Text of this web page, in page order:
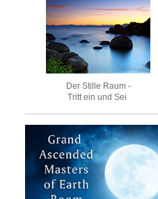
Der Stille Raum -
Tritt ein und Sei